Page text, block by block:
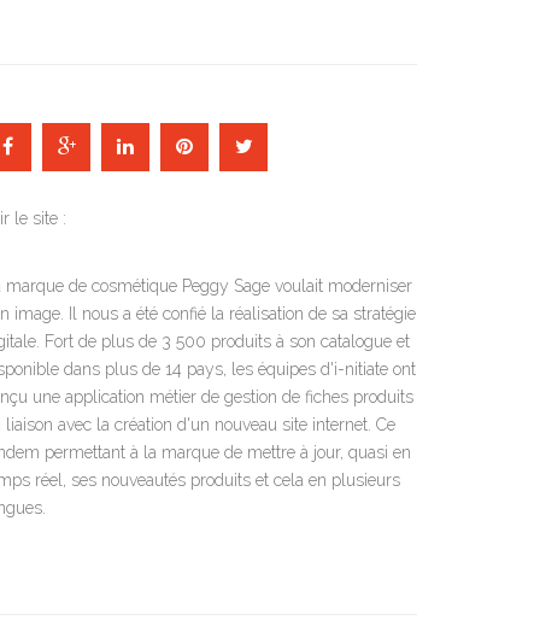
le site :
marque de cosmétique Peggy Sage voulait moderniser
image. Il nous a été confié la réalisation de sa stratégie
Fort de plus de 3 500 produits à son catalogue et
dans plus de 14 pays, les équipes d'i-nitiate ont
une application métier de gestion de fiches produits
liaison avec la création d'un nouveau site internet. Ce
permettant à la marque de mettre à jour, quasi en
réel, ses nouveautés produits et cela en plusieurs